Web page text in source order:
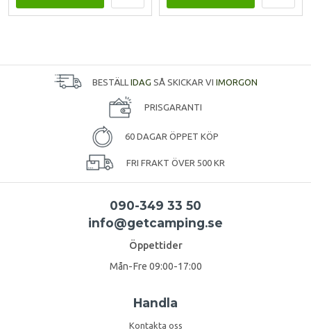
BESTÄLL IDAG SÅ SKICKAR VI IMORGON
PRISGARANTI
60 DAGAR ÖPPET KÖP
FRI FRAKT ÖVER 500 KR
090-349 33 50
info@getcamping.se
Öppettider
Mån-Fre 09:00-17:00
Handla
Kontakta oss